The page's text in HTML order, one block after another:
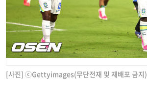
[사진] ⓒGettyimages(무단전재 및 재배포 금지)